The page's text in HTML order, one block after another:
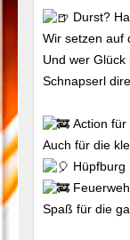
Durst?
Wir setzen auf
Und wer
Schnapserl
Action
Auch für die
Hüpfburg
Spaß für die